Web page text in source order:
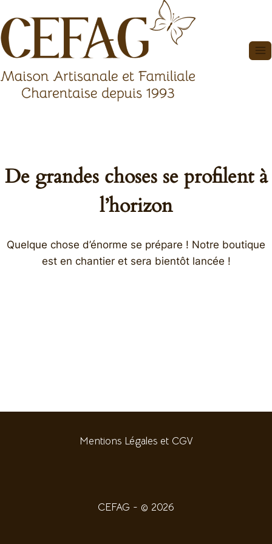
au
contenu
De grandes choses se profilent à
l’horizon
Quelque chose d’énorme se prépare ! Notre boutique
est en chantier et sera bientôt lancée !
Mentions Légales et CGV
CEFAG - © 2026